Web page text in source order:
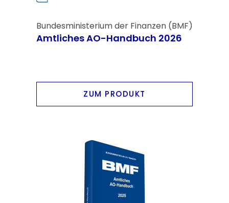
Bundesministerium der Finanzen (BMF)
Amtliches AO-Handbuch 2026
ZUM PRODUKT